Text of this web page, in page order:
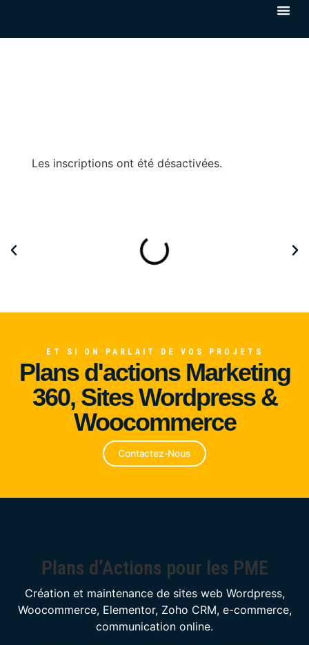
Les inscriptions ont été désactivées.
Alliance du Froid
ET SI ON PARLAIT DE VOS PROJETS
Plans d'actions Marketing
360, Sites Wordpress &
Woocommerce
Contactez-Nous
Plans d’Actions pour les PME
Création et maintenance de sites web Wordpress,
Woocommerce, Elementor, Zoho CRM, e-commerce,
communication online.